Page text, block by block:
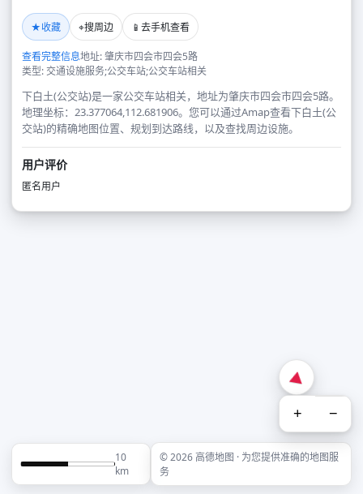
★收藏 ⌖搜周边 📱 去手机查看
查看完整信息地址: 肇庆市四会市四会5路
类型: 交通设施服务;公交车站;公交车站相关
下白土(公交站)是一家公交车站相关，地址为肇庆市四会市四会5路。
地理坐标：23.377064,112.681906。您可以通过Amap查看下白土(公
交站)的精确地图位置、规划到达路线，以及查找周边设施。
用户评价
匿名用户
+ −
10
km
© 2026 高德地图 · 为您提供准确的地图服
务